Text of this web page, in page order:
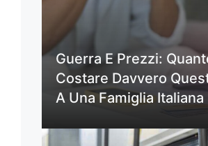
Guerra E Prezzi:
Costare Davvero
A Una Famiglia Italiana